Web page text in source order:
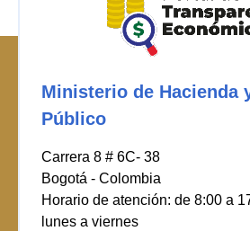
Ministerio de Hacienda
Público
Carrera 8 # 6C- 38
Bogotá - Colombia
Horario de atención: de 8:00 a
lunes a viernes